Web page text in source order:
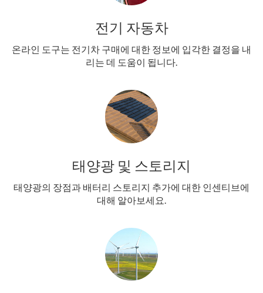
전기 자동차
온라인 도구는 전기차 구매에 대한 정보에 입각한 결정을 내
리는 데 도움이 됩니다.
태양광 및 스토리지
태양광의 장점과 배터리 스토리지 추가에 대한 인센티브에
대해 알아보세요.